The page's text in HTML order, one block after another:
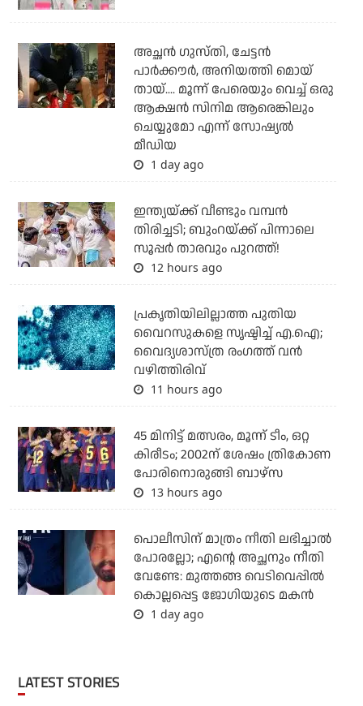
അച്ഛന്‍ ഗുസ്തി, ചേട്ടന്‍
പാര്‍ക്കൗര്‍, അനിയത്തി മൊയ്
തായ്.... മൂന്ന് പേരെയും വെച്ച് ഒരു
ആക്ഷന്‍ സിനിമ ആരെങ്കിലും
ചെയ്യുമോ എന്ന് സോഷ്യല്‍
മീഡിയ
1 day ago
ഇന്ത്യയ്ക്ക് വീണ്ടും വമ്പന്‍
തിരിച്ചടി; ബുംറയ്ക്ക് പിന്നാലെ
സൂപ്പര്‍ താരവും പുറത്ത്!
12 hours ago
പ്രകൃതിയിലില്ലാത്ത പുതിയ
വൈറസുകളെ സൃഷ്ടിച്ച് എ.ഐ;
വൈദ്യശാസ്ത്ര രംഗത്ത് വന്‍
വഴിത്തിരിവ്
11 hours ago
45 മിനിട്ട് മത്സരം, മൂന്ന് ടീം, ഒറ്റ
കിരീടം; 2002ന് ശേഷം ത്രികോണ
പോരിനൊരുങ്ങി ബാഴ്‌സ
13 hours ago
പൊലീസിന് മാത്രം നീതി ലഭിച്ചാല്‍
പോരല്ലോ; എന്റെ അച്ഛനും നീതി
വേണ്ടേ: മുത്തങ്ങ വെടിവെപ്പില്‍
കൊല്ലപ്പെട്ട ജോഗിയുടെ മകന്‍
1 day ago
LATEST STORIES